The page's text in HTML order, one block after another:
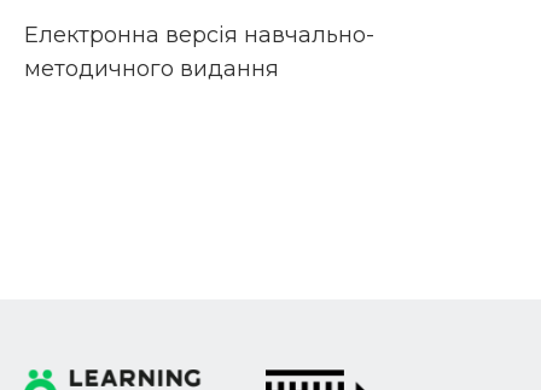
Електронна версія навчально-
методичного видання